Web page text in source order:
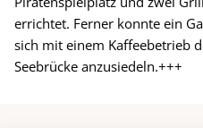
errichtet. Ferner konnte ein
sich mit einem Kaffeebetrieb
Seebrücke anzusiedeln.+++